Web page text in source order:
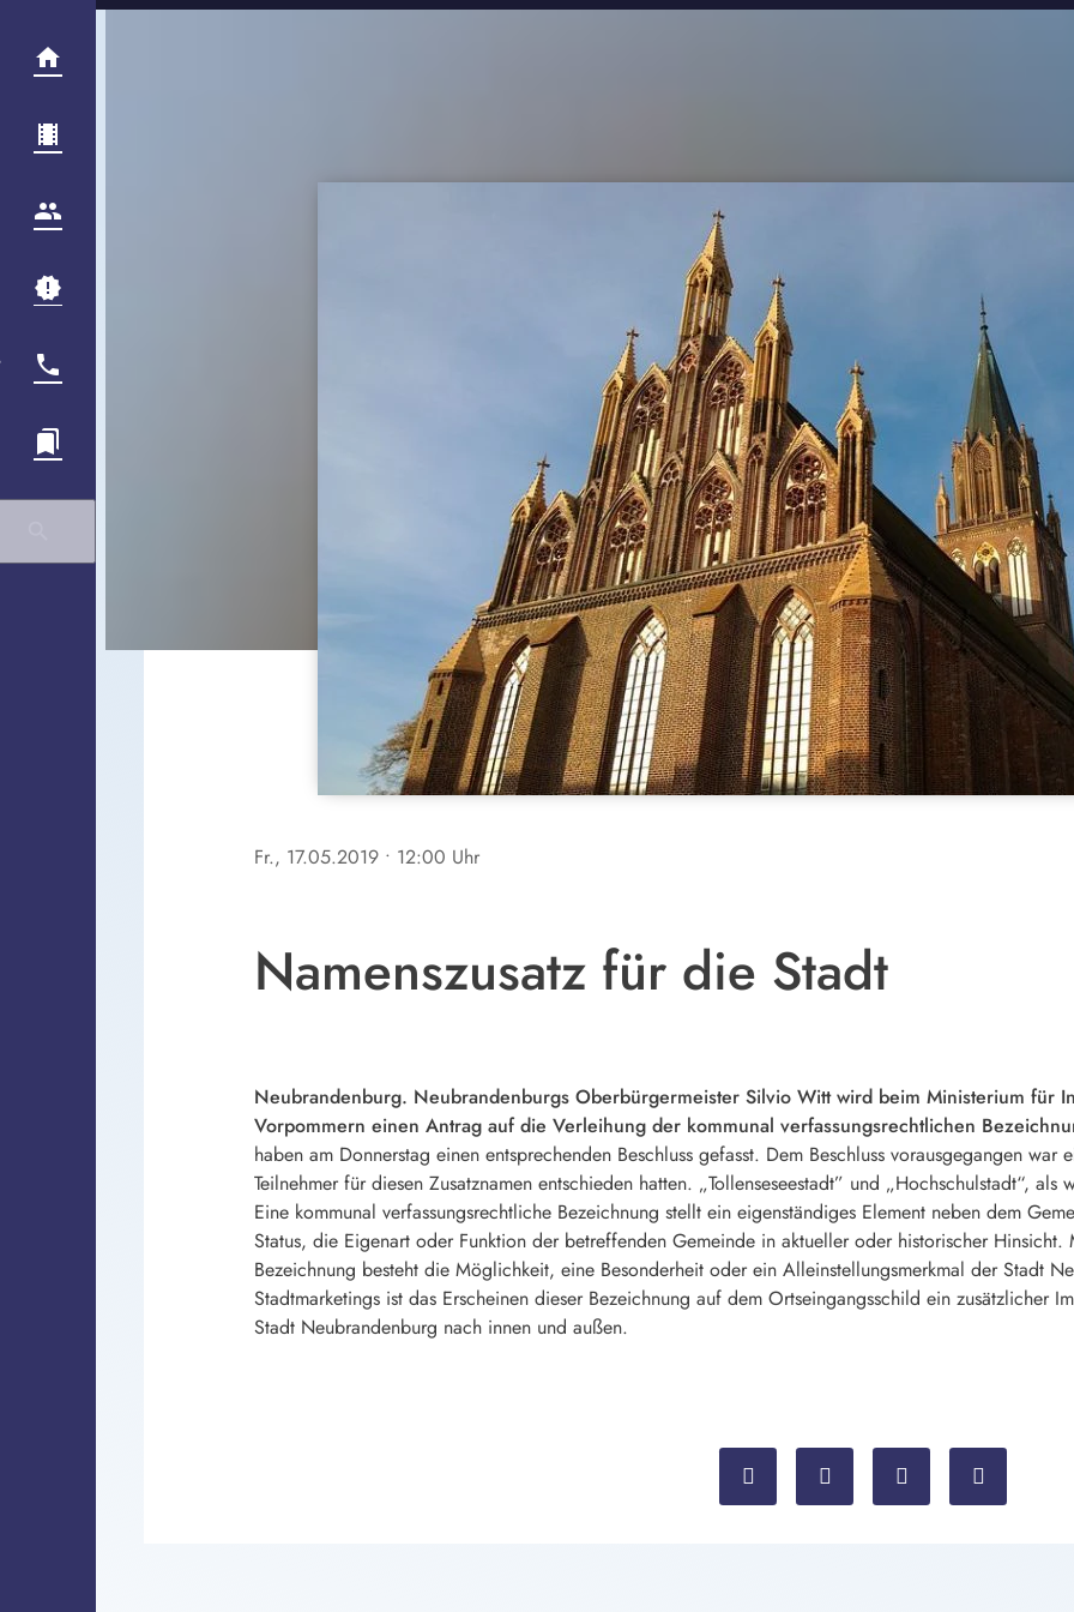
Fr., 17.05.2019 • 12:00 Uhr
Namenszusatz für die Stadt
Neubrandenburg. Neubrandenburgs Oberbürgermeister Silvio Witt wird beim Ministerium für
Vorpommern einen Antrag auf die Verleihung der kommunal verfassungsrechtlichen
haben am Donnerstag einen entsprechenden Beschluss gefasst. Dem Beschluss vorausgegangen
Teilnehmer für diesen Zusatznamen entschieden hatten. „Tollenseseestadt” und „Hochschulstadt“,
Eine kommunal verfassungsrechtliche Bezeichnung stellt ein eigenständiges Element neben dem
Status, die Eigenart oder Funktion der betreffenden Gemeinde in aktueller oder historischer Hinsicht.
Bezeichnung besteht die Möglichkeit, eine Besonderheit oder ein Alleinstellungsmerkmal der Stadt
Stadtmarketings ist das Erscheinen dieser Bezeichnung auf dem Ortseingangsschild ein zusätzlicher
Stadt Neubrandenburg nach innen und außen.